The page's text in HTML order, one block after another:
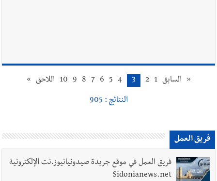
أخبار صيدا
مؤسسة مياه لبنان الجنوبي : انخفاض التغذية بالمياه
في صيدا نتيجة الانقطاع المتكرر لخط الخدمات الكهربائي
أخبار لبنان
خلال استقباله قائد القوة المشتركة الألمانية اللواء Alexander
Sollfrank على ضرورة تعزيز التعاون بين الجيشَين
« السابق 1
2
3
4
5
6
7
8
9
10 اللاحق »
النتائج : 905
فريق العمل
فريق العمل في موقع جريدة صيدونيانيوز.نت الإلكترونية
Sidonianews.net